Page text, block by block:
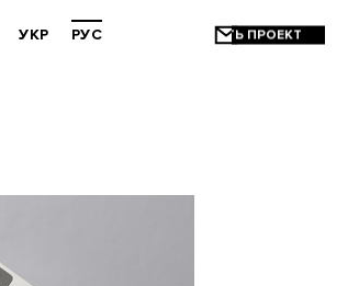
УКР РУС